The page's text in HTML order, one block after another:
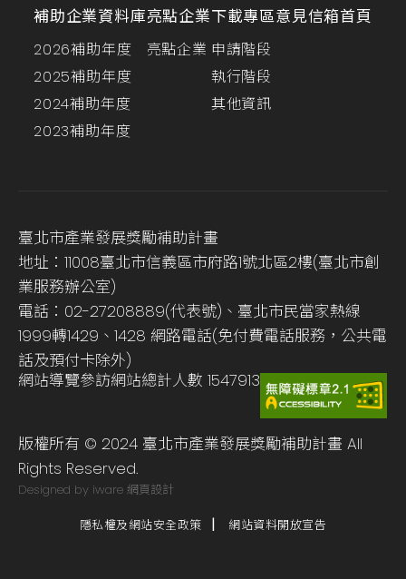
補助企業資料庫
2026補助年度
2025補助年度
2024補助年度
2023補助年度
亮點企業
亮點企業
下載專區
申請階段
執行階段
其他資訊
意見信箱首頁
臺北市產業發展獎勵補助計畫
地址：11008臺北市信義區市府路1號北區2樓(臺北市創
業服務辦公室)
電話：02-27208889(代表號)、臺北市民當家熱線
1999轉1429、1428 網路電話(免付費電話服務，公共電
話及預付卡除外)
網站導覽參訪網站總計人數 1547913
版權所有 © 2024 臺北市產業發展獎勵補助計畫 All
Rights Reserved.
Designed by iware 網頁設計
隱私權及網站安全政策 網站資料開放宣告